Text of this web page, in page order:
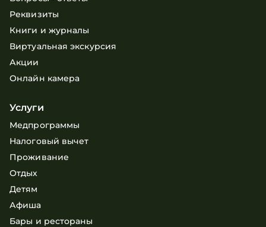
Реквизиты
Книги и журналы
Виртуальная экскурсия
Акции
Онлайн камера
Услуги
Медпрограммы
Налоговый вычет
Проживание
Отдых
Детям
Афиша
Бары и рестораны